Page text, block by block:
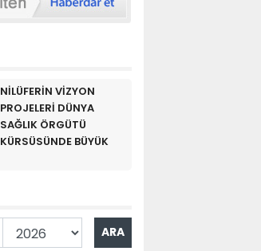
NİLÜFERİN VİZYON
PROJELERİ DÜNYA
SAĞLIK ÖRGÜTÜ
KÜRSÜSÜNDE BÜYÜK